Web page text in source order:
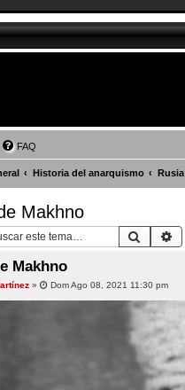
FAQ
Historia del anarquismo Rusia
Makhno
Buscar
Makhno
» Dom Ago 08, 2021 11:30 pm